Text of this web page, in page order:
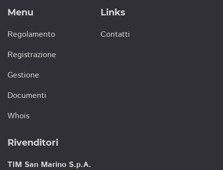
Menu
Regolamento
Registrazione
Gestione
Documenti
Whois
Links
Contatti
Rivenditori
TIM San Marino S.p.A.